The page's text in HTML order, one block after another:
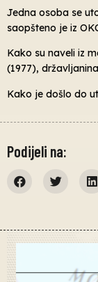
Jedna osoba se
saopšteno je iz
Kako su naveli iz
(1977),
Kako je došlo do
Podijeli na: